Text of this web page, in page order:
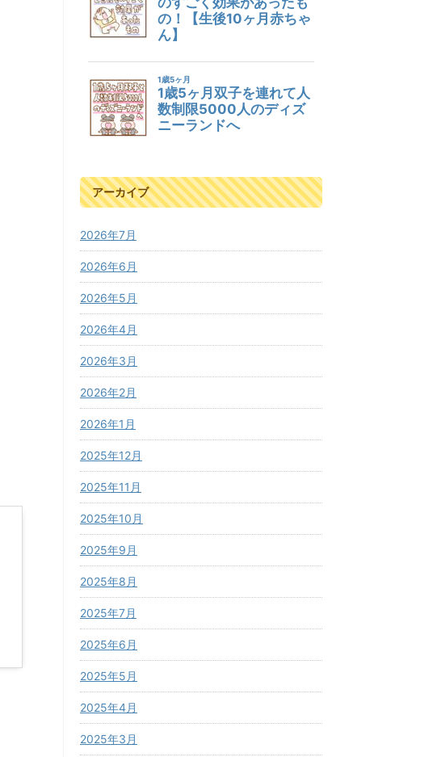
アーカイブ
2026年7月
2026年6月
2026年5月
2026年4月
2026年3月
2026年2月
2026年1月
2025年12月
2025年11月
2025年10月
2025年9月
2025年8月
2025年7月
2025年6月
2025年5月
2025年4月
2025年3月